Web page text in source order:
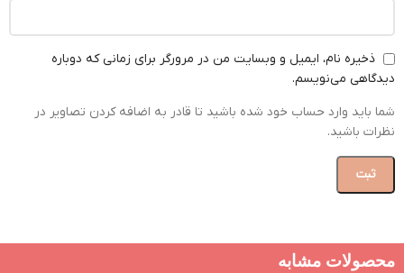
ذخیره نام، ایمیل و وبسایت من در مرورگر برای زمانی که دوباره
دیدگاهی می‌نویسم.
شما باید وارد حساب خود شده باشید تا قادر به اضافه کردن تصاویر در
نظرات باشید.
محصولات مشابه